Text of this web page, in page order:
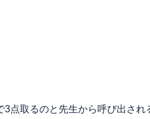
点取るのと先生から呼び出され